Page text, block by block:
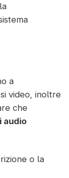
a
video, inoltre
che
audio
o la